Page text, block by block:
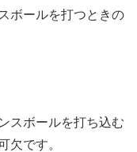
ボールを打つときの
スボールを打ち込む
欠です。